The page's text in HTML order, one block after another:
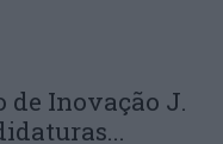
de Inovação J.